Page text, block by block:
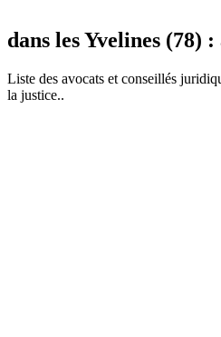
dans les Yvelines (78) :
Liste des avocats et conseillés
la justice..